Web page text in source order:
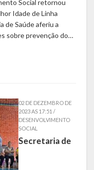
Social retornou
Idade de Linha
de Saúde aferiu a
sobre prevenção do…
02 DE DEZEMBRO DE
2023 AS 17:51 /
DESENVOLVIMENTO
SOCIAL
Secretaria de